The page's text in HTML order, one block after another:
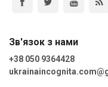
Зв'язок з нами
+38 050 9364428